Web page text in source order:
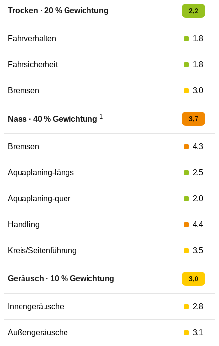
Trocken · 20 % Gewichtung 2,2
Fahrverhalten 1,8
Fahrsicherheit 1,8
Bremsen 3,0
Nass · 40 % Gewichtung 1 3,7
Bremsen 4,3
Aquaplaning-längs 2,5
Aquaplaning-quer 2,0
Handling 4,4
Kreis/Seitenführung 3,5
Geräusch · 10 % Gewichtung 3,0
Innengeräusche 2,8
Außengeräusche 3,1